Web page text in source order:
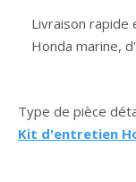
Livraison rapide
Honda marine,
Type de pièce
Kit d'entretien